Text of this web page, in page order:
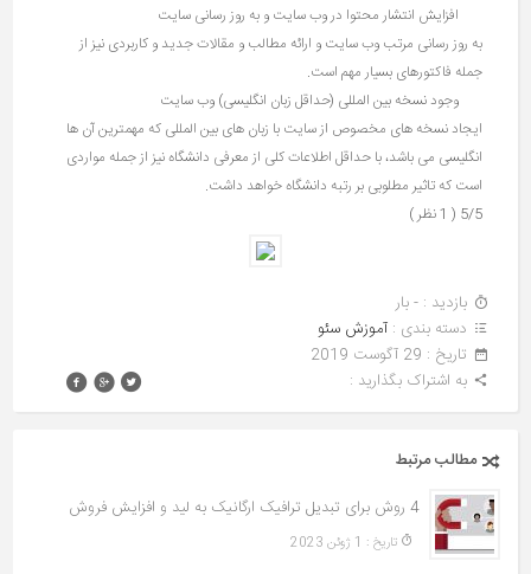
افزایش انتشار محتوا در وب سایت و به روز رسانی سایت
به روز رسانی مرتب وب سایت و ارائه مطالب و مقالات جدید و کاربردی نیز از
جمله فاکتورهای بسیار مهم است.
وجود نسخه بین المللی (حداقل زبان انگلیسی) وب سایت
ایجاد نسخه های مخصوص از سایت با زبان های بین المللی که مهمترین آن ها
انگلیسی می باشد، با حداقل اطلاعات کلی از معرفی دانشگاه نیز از جمله مواردی
است که تاثیر مطلوبی بر رتبه دانشگاه خواهد داشت.
5/5 ( 1 نظر )
بازدید : - بار
دسته بندی :آموزش سئو
تاريخ : 29 آگوست 2019
به اشتراک بگذارید :
مطالب مرتبط
4 روش برای تبدیل ترافیک ارگانیک به لید و افزایش فروش
تاريخ : 1 ژوئن 2023